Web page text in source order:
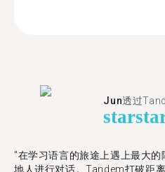
Jun透过
star
"在学习语言的旅途上遇上最大
地人进行对话。Tandem打破距